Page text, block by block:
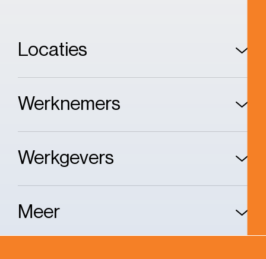
Locaties
Werknemers
Werkgevers
Meer